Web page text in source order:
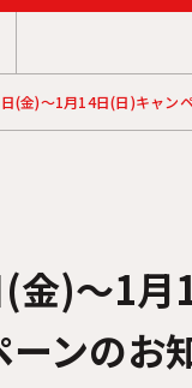
(金)～1月14日(日)キャン
金)～1月
ーンのお